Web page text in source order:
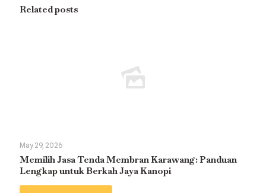
Related posts
May 29, 2026
Memilih Jasa Tenda Membran Karawang: Panduan
Lengkap untuk Berkah Jaya Kanopi